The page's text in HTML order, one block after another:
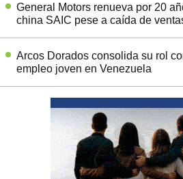
General Motors renueva por 20
china SAIC pese a caída de
Arcos Dorados consolida su rol
empleo joven en Venezuela